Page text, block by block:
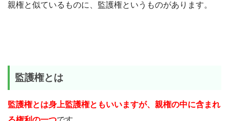
親権と似ているものに、監護権というものがあります。
監護権とは
監護権とは身上監護権ともいいますが、親権の中に含まれ